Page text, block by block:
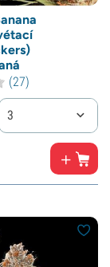
(27)
3